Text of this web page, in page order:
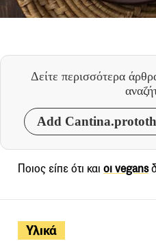
Δείτε περισσότερα
Add
Υλικά
Ποιος είπε ότι και οι vegans